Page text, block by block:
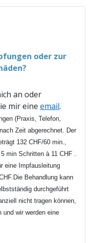
oder zur
an oder
mir eine email.
(Praxis, Telefon,
Zeit abgerechnet. Der
132 CHF/60 min.,
min Schritten à 11 CHF .
eine Impfausleitung
Behandlung kann
durchgeführt
nicht tragen können,
wir werden eine